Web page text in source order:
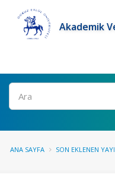
Akademik
Ara
ANA SAYFA SON EKLENEN